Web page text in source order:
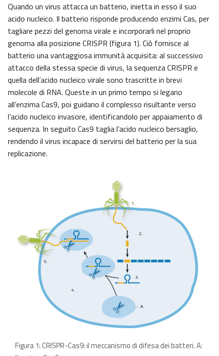
Quando un virus attacca un batterio, inietta in esso il suo
acido nucleico. Il batterio risponde producendo enzimi Cas, per
tagliare pezzi del genoma virale e incorporarli nel proprio
genoma alla posizione CRISPR (figura 1). Ciò fornisce al
batterio una vantaggiosa immunità acquisita: al successivo
attacco della stessa specie di virus, la sequenza CRISPR e
quella dell’acido nucleico virale sono trascritte in brevi
molecole di RNA. Queste in un primo tempo si legano
all’enzima Cas9, poi guidano il complesso risultante verso
l’acido nucleico invasore, identificandolo per appaiamento di
sequenza. In seguito Cas9 taglia l’acido nucleico bersaglio,
rendendo il virus incapace di servirsi del batterio per la sua
replicazione.
Figura 1: CRISPR-Cas9: il meccanismo di difesa dei batteri. A: